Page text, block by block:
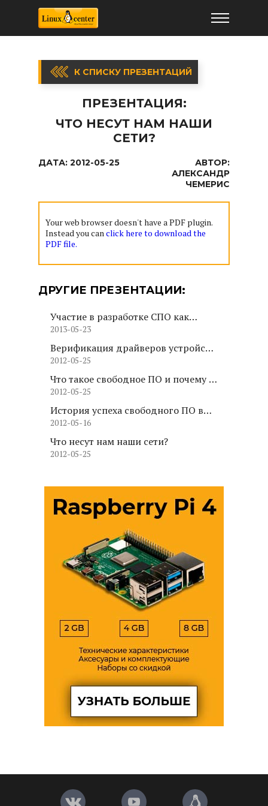
К СПИСКУ ПРЕЗЕНТАЦИЙ
ПРЕЗЕНТАЦИЯ:
ЧТО НЕСУТ НАМ НАШИ
СЕТИ?
ДАТА: 2012-05-25
АВТОР:
АЛЕКСАНДР
ЧЕМЕРИС
Your web browser doesn't have a PDF plugin.
Instead you canclick here to download the
PDF file.
ДРУГИЕ ПРЕЗЕНТАЦИИ:
Участие в разработке СПО как
трамплин для профессиональной
карьеры
2013-05-23
Верификация драйверов устройств
ядра Linux
2012-05-25
Что такое свободное ПО и почему за
ним будущее
2012-05-25
История успеха свободного ПО в
ИТ- инфраструктуре МИЭМ
2012-05-16
Что несут нам наши сети?
2012-05-25